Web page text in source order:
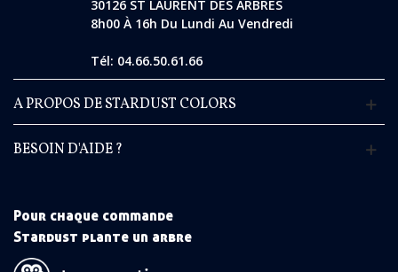
30126 ST LAURENT DES ARBRES
8h00 À 16h Du Lundi Au Vendredi
Tél: 04.66.50.61.66
A PROPOS DE STARDUST COLORS
BESOIN D'AIDE ?
Pour chaque commande
Stardust plante un arbre